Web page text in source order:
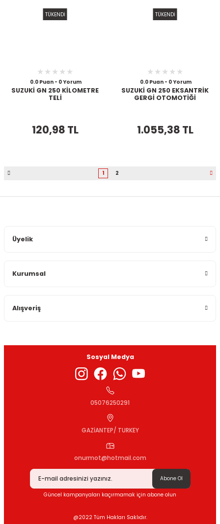
TÜKENDİ
0.0 Puan - 0 Yorum
SUZUKİ GN 250 KİLOMETRE
TELİ
120,98 TL
TÜKENDİ
0.0 Puan - 0 Yorum
SUZUKİ GN 250 EKSANTRİK
GERGİ OTOMOTİĞİ
1.055,38 TL
1 2
Üyelik
Kurumsal
Alışveriş
Sosyal Medya
05076250291
GAZİANTEP/ TURKEY
onurmot@hotmail.com
Abone Ol
Güncel kampanyaları kaçırmamak için abone olun
@2022 Tüm Hakları Saklıdır.